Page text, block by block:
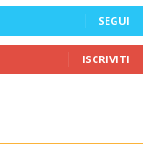
SEGUI
ISCRIVITI